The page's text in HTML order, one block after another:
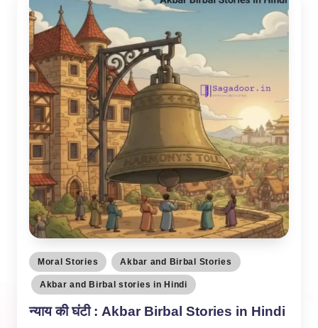
Posted
in
Moral Stories Akbar and Birbal Stories
Akbar and Birbal stories in Hindi
न्याय की घंटी : Akbar Birbal Stories in Hindi